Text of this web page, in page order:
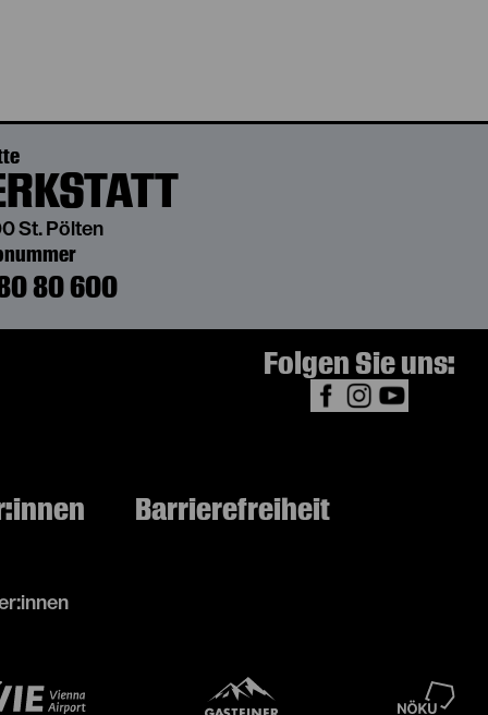
St. Pölten
80 600
Folgen Sie uns:
Barrierefreiheit